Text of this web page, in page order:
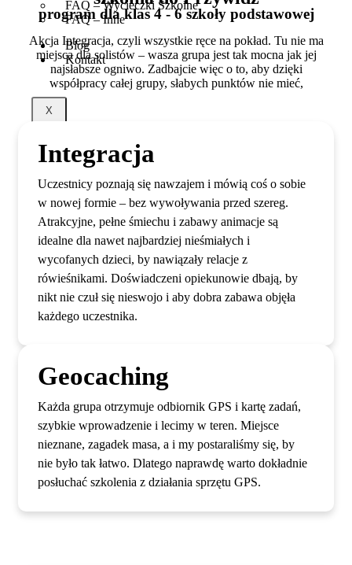
FAQ – Wycieczki Szkolne
FAQ – Inne
Blog
Kontakt
X
program dla klas 4 - 6 szkoły podstawowej
Akcja Integracja, czyli wszystkie ręce na pokład. Tu nie ma
miejsca dla solistów – wasza grupa jest tak mocna jak jej
najsłabsze ogniwo. Zadbajcie więc o to, aby dzięki
współpracy całej grupy, słabych punktów nie mieć,
Integracja
Uczestnicy poznają się nawzajem i mówią coś o sobie
w nowej formie – bez wywoływania przed szereg.
Atrakcyjne, pełne śmiechu i zabawy animacje są
idealne dla nawet najbardziej nieśmiałych i
wycofanych dzieci, by nawiązały relacje z
rówieśnikami. Doświadczeni opiekunowie dbają, by
nikt nie czuł się nieswojo i aby dobra zabawa objęła
każdego uczestnika.
Geocaching
Każda grupa otrzymuje odbiornik GPS i kartę zadań,
szybkie wprowadzenie i lecimy w teren. Miejsce
nieznane, zagadek masa, a i my postaraliśmy się, by
nie było tak łatwo. Dlatego naprawdę warto dokładnie
posłuchać szkolenia z działania sprzętu GPS.